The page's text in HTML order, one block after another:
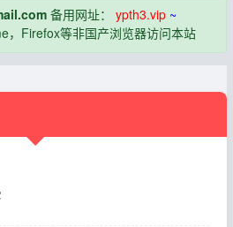
备用网址： ypth3.vip~
，Firefox等非国产浏览器访问本站